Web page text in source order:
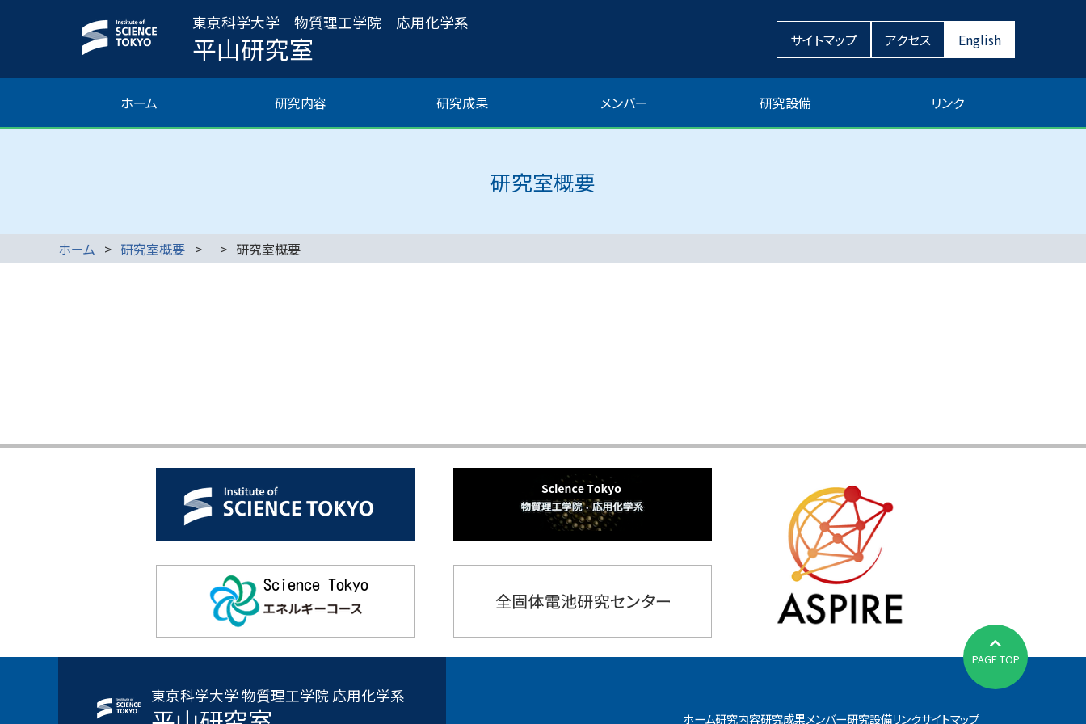
東京科学大学 物質理工学院 応用化学系
平山研究室 サイトマップ アクセス English
ホーム 研究内容 研究成果 メンバー 研究設備 リンク
研究室概要
ホーム 研究室概要 研究室概要
東京科学大学 物質理工学院 応用化学系
ホーム研究内容研究成果メンバー研究設備リンクサイトマップ
PAGE TOP